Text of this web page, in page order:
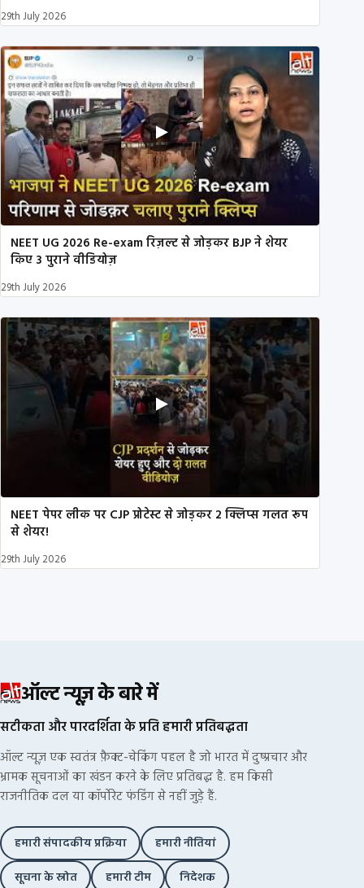
29th July 2026
NEET UG 2026 Re-exam रिज़ल्ट से जोड़कर BJP ने शेयर
किए 3 पुराने वीडियोज़
29th July 2026
NEET पेपर लीक पर CJP प्रोटेस्ट से जोड़कर 2 क्लिप्स गलत रूप
से शेयर!
29th July 2026
ऑल्ट न्यूज़ के बारे में
सटीकता और पारदर्शिता के प्रति हमारी प्रतिबद्धता
ऑल्ट न्यूज़ एक स्वतंत्र फ़ैक्ट-चेकिंग पहल है जो भारत में दुष्प्रचार और
भ्रामक सूचनाओं का खंडन करने के लिए प्रतिबद्ध है. हम किसी
राजनीतिक दल या कॉर्पोरेट फंडिंग से नहीं जुड़े हैं.
हमारी संपादकीय प्रक्रिया
हमारी नीतियां
सूचना के स्रोत
हमारी टीम निदेशक